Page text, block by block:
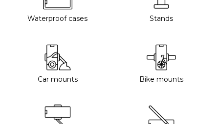
Waterproof cases Stands
Car mounts Bike mounts